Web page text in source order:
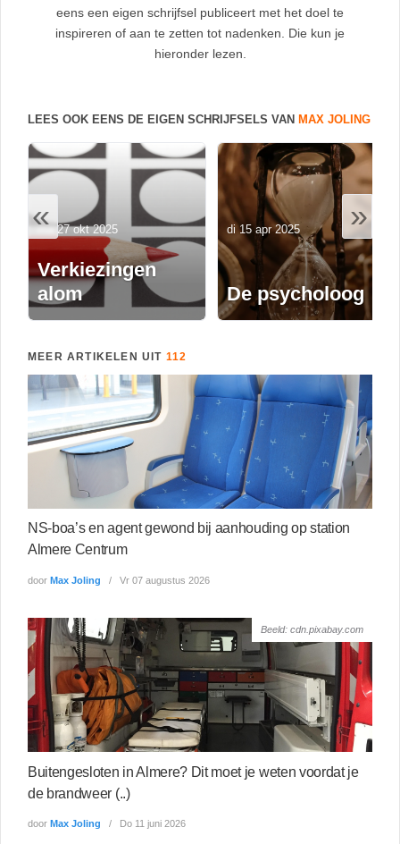
eens een eigen schrijfsel publiceert met het doel te
inspireren of aan te zetten tot nadenken. Die kun je
hieronder lezen.
LEES OOK EENS DE EIGEN SCHRIJFSELS VAN MAX JOLING
«
Verkiezingen
alom
ma 27 okt 2025
De psycholoog
di 15 apr 2025 »
MEER ARTIKELEN UIT 112
NS-boa’s en agent gewond bij aanhouding op station
Almere Centrum
door Max Joling Vr 07 augustus 2026
Beeld: cdn.pixabay.com
Buitengesloten in Almere? Dit moet je weten voordat je
de brandweer (..)
door Max Joling Do 11 juni 2026